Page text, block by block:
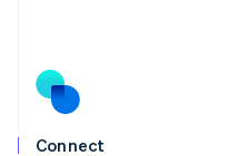
Connect
México
Español
Noruega